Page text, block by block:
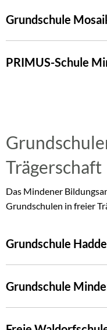
Grundschule
PRIMUS-Schule
Trägerschaft
Das Mindener
Grundschulen in freier
Grundschule
Grundschule